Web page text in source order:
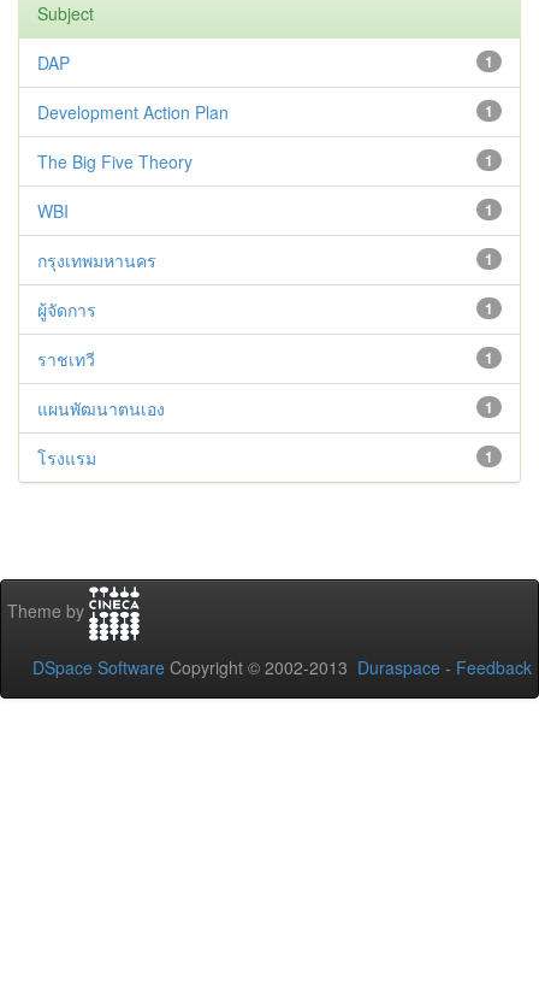
Subject
1
DAP
1
Development Action Plan
1
The Big Five Theory
1
WBI
1
กรุงเทพมหานคร
1
ผู้จัดการ
1
ราชเทวี
1
แผนพัฒนาตนเอง
1
โรงแรม
Theme by
DSpace Software Copyright © 2002-2013 Duraspace - Feedback